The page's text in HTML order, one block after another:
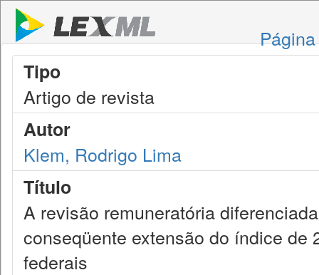
Tipo
Artigo de revista
Autor
Klem, Rodrigo Lima
Título
A revisão remuneratória
conseqüente extensão do índice
federais